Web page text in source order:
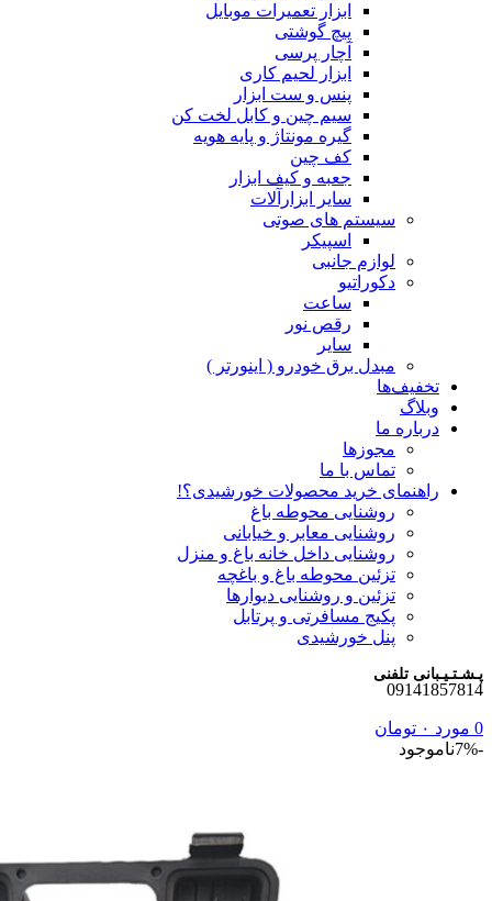
ابزار تعمیرات موبایل
پیچ گوشتی
آچار پرسی
ابزار لحیم کاری
پنس و ست ابزار
سیم چین و کابل لخت کن
گیره مونتاژ و پایه هویه
کف چین
جعبه و کیف ابزار
سایر ابزارآلات
سیستم های صوتی
اسپیکر
لوازم جانبی
دکوراتیو
ساعت
رقص نور
سایر
مبدل برق خودرو ( اینورتر )
تخفیف‌ها
وبلاگ
درباره ما
مجوزها
تماس با ما
راهنمای خرید محصولات خورشیدی؟!
روشنایی محوطه باغ
روشنایی معابر و خیابانی
روشنایی داخل خانه باغ و منزل
تزئین محوطه باغ و باغچه
تزئین و روشنایی دیوارها
پکیج مسافرتی و پرتابل
پنل خورشیدی
پـشـتـیـبانی تلفنی
09141857814
0 مورد ۰ تومان
-7%
ناموجود